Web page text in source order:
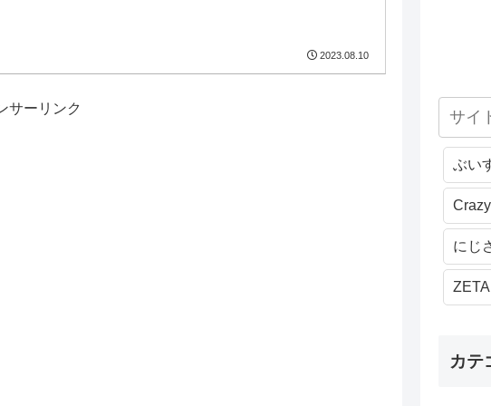
2023.08.10
サーリンク
ぶい
にじ
ZETA
カテ